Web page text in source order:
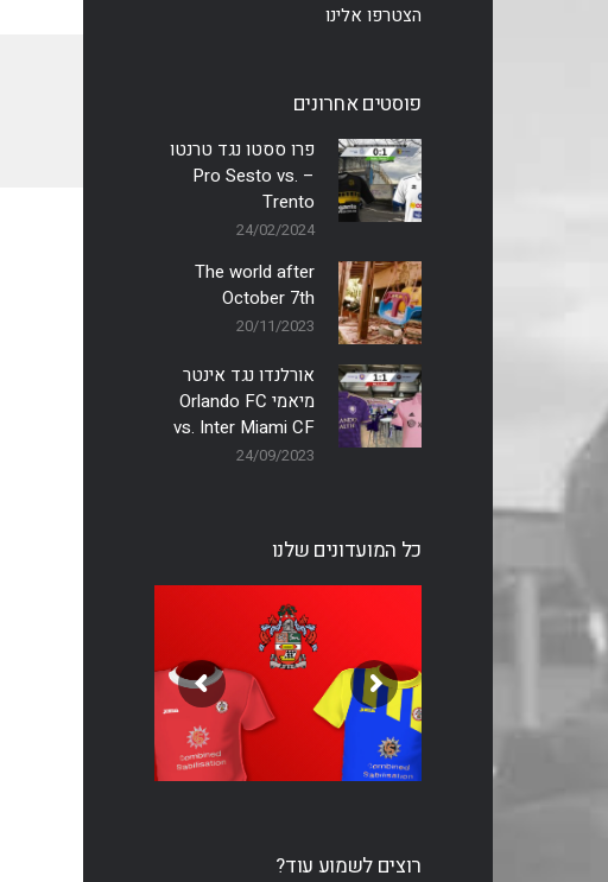
הצטרפו אלינו
פוסטים אחרונים
פרו ססטו נגד טרנטו
– Pro Sesto vs.
Trento
24/02/2024
The world after
October 7th
20/11/2023
אורלנדו נגד אינטר
מיאמי Orlando FC
vs. Inter Miami CF
24/09/2023
כל המועדונים שלנו
רוצים לשמוע עוד?